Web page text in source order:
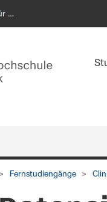
…
Fernstudiengänge